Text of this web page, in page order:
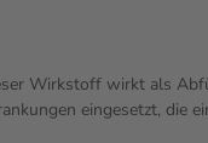
Wirkstoff wirkt als
eingesetzt, die